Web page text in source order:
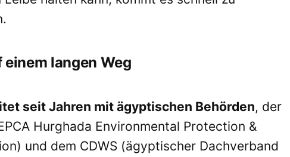
langen Weg
seit Jahren mit ägyptischen Behörden, der
Hurghada Environmental Protection &
und dem CDWS (ägyptischer Dachverband